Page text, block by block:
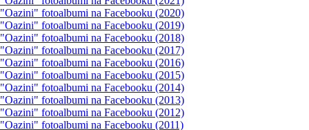
"Oazini" fotoalbumi na Facebooku (2020)
"Oazini" fotoalbumi na Facebooku (2019)
"Oazini" fotoalbumi na Facebooku (2018)
"Oazini" fotoalbumi na Facebooku (2017)
"Oazini" fotoalbumi na Facebooku (2016)
"Oazini" fotoalbumi na Facebooku (2015)
"Oazini" fotoalbumi na Facebooku (2014)
"Oazini" fotoalbumi na Facebooku (2013)
"Oazini" fotoalbumi na Facebooku (2012)
"Oazini" fotoalbumi na Facebooku (2011)